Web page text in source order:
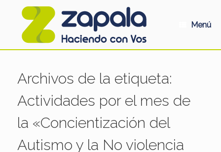
Menú
Archivos de la etiqueta:
Actividades por el mes de
la «Concientización del
Autismo y la No violencia